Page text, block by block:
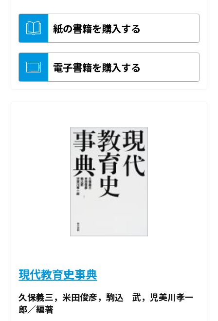
紙の書籍を購入する
電子書籍を購入する
現代教育史事典
久保義三，米田俊彦，駒込 武，児美川孝一
郎／編著